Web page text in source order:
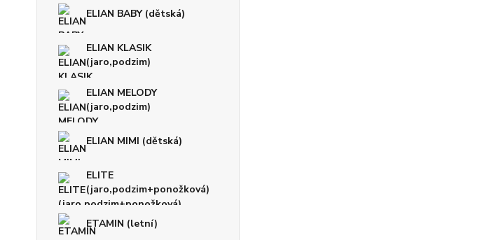
ELIAN BABY (dětská)
ELIAN KLASIK
(jaro,podzim)
ELIAN MELODY
(jaro,podzim)
ELIAN MIMI (dětská)
ELITE
(jaro,podzim+ponožková)
ETAMIN (letní)